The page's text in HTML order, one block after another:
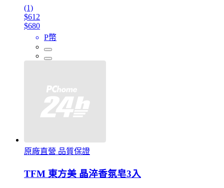
(1)
$612
$680
P幣
原廠直營 品質保證
TFM 東方美 晶淬香氛皂3入